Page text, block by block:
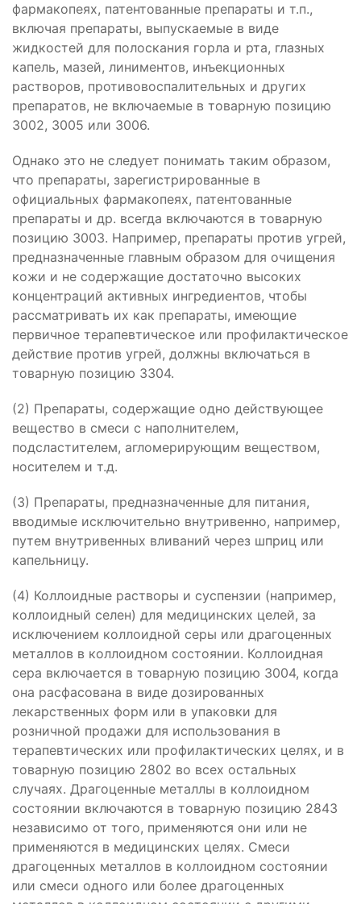
фармакопеях, патентованные препараты и т.п.,
включая препараты, выпускаемые в виде
жидкостей для полоскания горла и рта, глазных
капель, мазей, линиментов, инъекционных
растворов, противовоспалительных и других
препаратов, не включаемые в товарную позицию
3002, 3005 или 3006.
Однако это не следует понимать таким образом,
что препараты, зарегистрированные в
официальных фармакопеях, патентованные
препараты и др. всегда включаются в товарную
позицию 3003. Например, препараты против угрей,
предназначенные главным образом для очищения
кожи и не содержащие достаточно высоких
концентраций активных ингредиентов, чтобы
рассматривать их как препараты, имеющие
первичное терапевтическое или профилактическое
действие против угрей, должны включаться в
товарную позицию 3304.
(2) Препараты, содержащие одно действующее
вещество в смеси с наполнителем,
подсластителем, агломерирующим веществом,
носителем и т.д.
(3) Препараты, предназначенные для питания,
вводимые исключительно внутривенно, например,
путем внутривенных вливаний через шприц или
капельницу.
(4) Коллоидные растворы и суспензии (например,
коллоидный селен) для медицинских целей, за
исключением коллоидной серы или драгоценных
металлов в коллоидном состоянии. Коллоидная
сера включается в товарную позицию 3004, когда
она расфасована в виде дозированных
лекарственных форм или в упаковки для
розничной продажи для использования в
терапевтических или профилактических целях, и в
товарную позицию 2802 во всех остальных
случаях. Драгоценные металлы в коллоидном
состоянии включаются в товарную позицию 2843
независимо от того, применяются они или не
применяются в медицинских целях. Смеси
драгоценных металлов в коллоидном состоянии
или смеси одного или более драгоценных